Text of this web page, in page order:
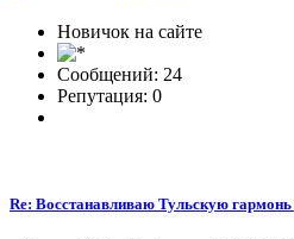
Новичок на сайте
Сообщений: 24
Репутация: 0
Re: Восстанавливаю Тульскую гармонь